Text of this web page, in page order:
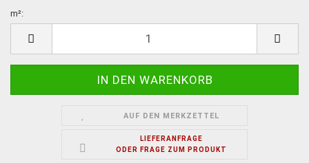
m²:
AUF DEN MERKZETTEL
LIEFERANFRAGE
ODER FRAGE ZUM PRODUKT